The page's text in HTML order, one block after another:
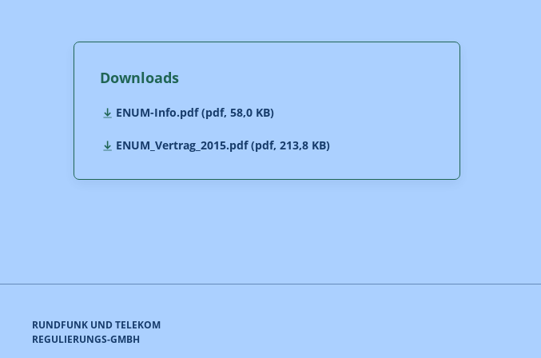
Downloads
ENUM-Info.pdf (pdf, 58,0 KB)
ENUM_Vertrag_2015.pdf (pdf, 213,8 KB)
RUNDFUNK UND TELEKOM
REGULIERUNGS-GMBH